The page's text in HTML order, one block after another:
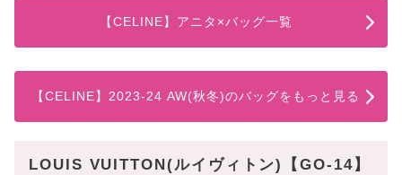
【CELINE】アニタ×バッグ一覧
【CELINE】2023-24 AW(秋冬)のバッグをもっと見る
LOUIS VUITTON(ルイヴィトン)【GO-14】